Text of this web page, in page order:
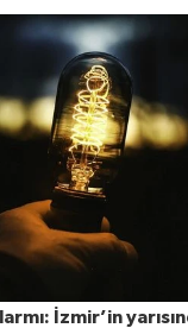
İzmir’in